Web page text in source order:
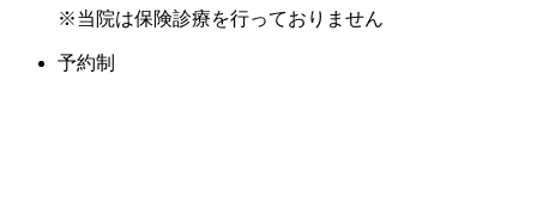
※当院は保険診療を行っておりません
予約制